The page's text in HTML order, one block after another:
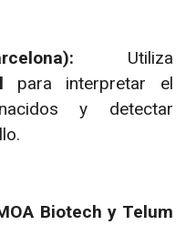
Utiliza
para interpretar el
y detectar
Biotech y Telum